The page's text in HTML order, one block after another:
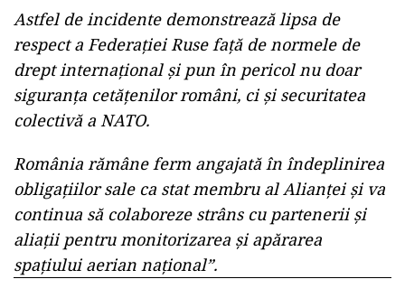
Astfel de incidente demonstrează lipsa de
respect a Federației Ruse față de normele de
drept internațional și pun în pericol nu doar
siguranța cetățenilor români, ci și securitatea
colectivă a NATO.
România rămâne ferm angajată în îndeplinirea
obligațiilor sale ca stat membru al Alianței și va
continua să colaboreze strâns cu partenerii și
aliații pentru monitorizarea și apărarea
spațiului aerian național”.